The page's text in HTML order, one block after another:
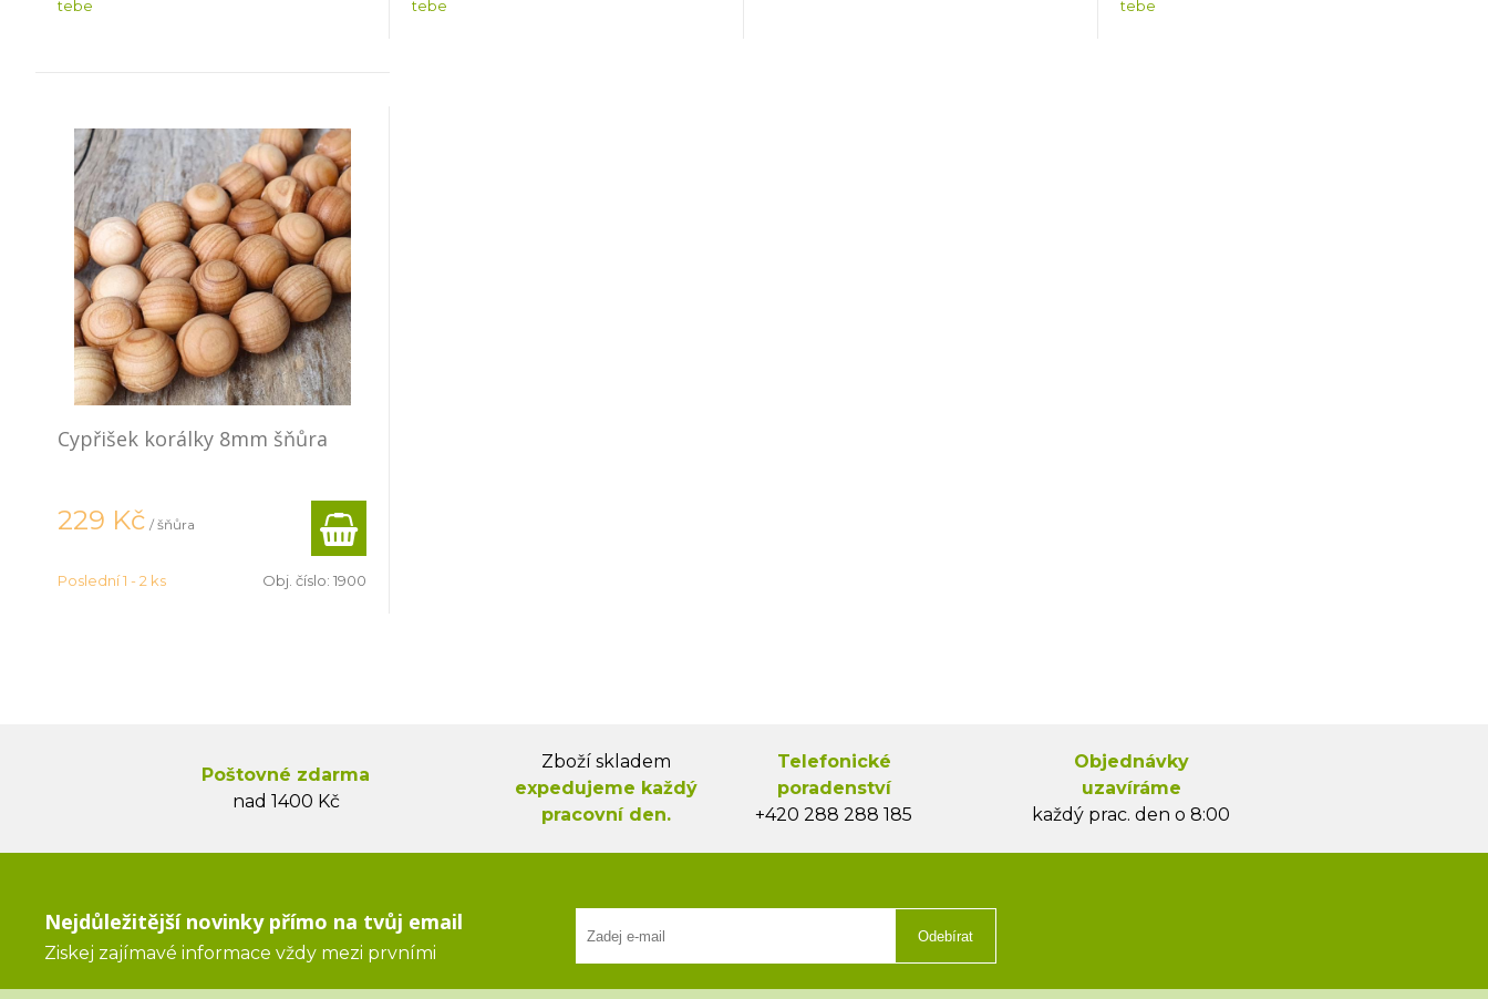
tebe
tebe
tebe
Cypřišek korálky 8mm šňůra
229 Kč / šňůra
Poslední 1 - 2 ks Obj. číslo: 1900
Poštovné zdarma
nad 1400 Kč
Zboží skladem
expedujeme každý
pracovní den.
Telefonické
poradenství
+420 288 288 185
Objednávky
uzavíráme
každý prac. den o 8:00
Nejdůležitější novinky přímo na tvůj email
Ziskej zajímavé informace vždy mezi prvními
Odebírat